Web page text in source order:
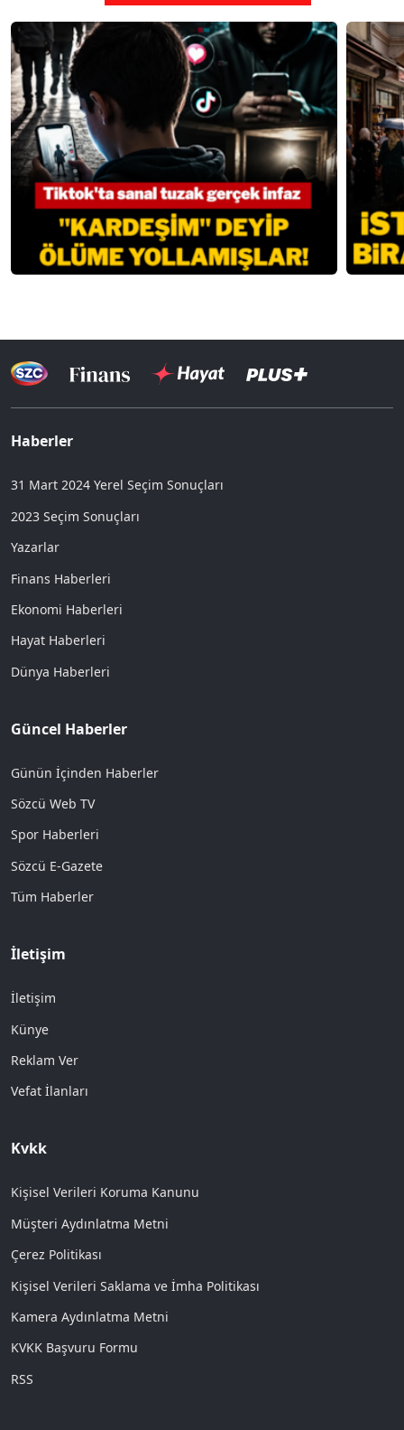
Haberler
31 Mart 2024 Yerel Seçim Sonuçları
2023 Seçim Sonuçları
Yazarlar
Finans Haberleri
Ekonomi Haberleri
Hayat Haberleri
Dünya Haberleri
Güncel Haberler
Günün İçinden Haberler
Sözcü Web TV
Spor Haberleri
Sözcü E-Gazete
Tüm Haberler
İletişim
İletişim
Künye
Reklam Ver
Vefat İlanları
Kvkk
Kişisel Verileri Koruma Kanunu
Müşteri Aydınlatma Metni
Çerez Politikası
Kişisel Verileri Saklama ve İmha Politikası
Kamera Aydınlatma Metni
KVKK Başvuru Formu
RSS